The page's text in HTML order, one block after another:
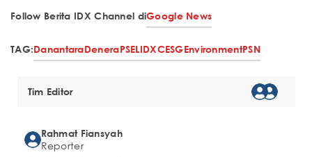
Follow Berita IDX Channel diGoogle News
TAG:DanantaraDeneraPSELIDXCESGEnvironmentPSN
Tim Editor
Rahmat Fiansyah
Reporter